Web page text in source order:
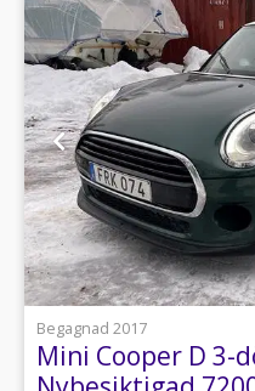
Begagnad 2017
Mini Cooper D 3-